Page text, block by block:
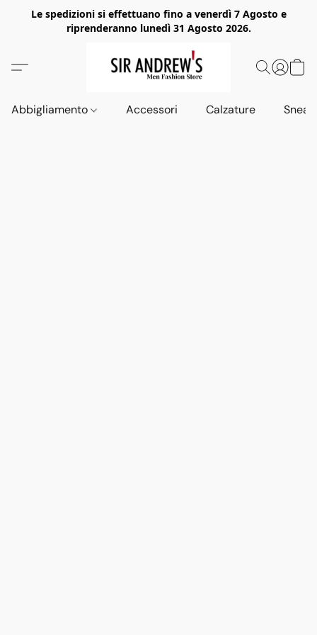
Le spedizioni si effettuano fino a venerdì 7 Agosto e
riprenderanno lunedì 31 Agosto 2026.
Abbigliamento Accessori Calzature